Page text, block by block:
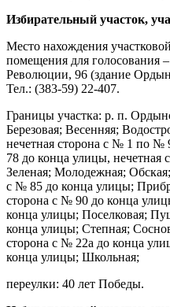
Избирательный участок,
Место нахождения
помещения для голосования
Революции, 96 (здание
Тел.: (383-59) 22-407.
Границы участка: р. п.
Березовая; Весенняя;
нечетная сторона с № 1 по №
78 до конца улицы, нечетная
Зеленая; Молодежная;
с № 85 до конца улицы;
сторона с № 90 до конца
конца улицы; Поселковая;
конца улицы; Степная;
сторона с № 22а до конца
конца улицы; Школьная;
переулки: 40 лет Победы.